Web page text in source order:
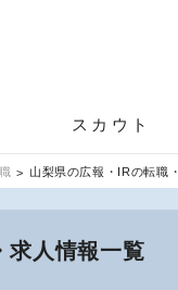
スカウト
山梨県の広報・IRの転職
求人情報一覧